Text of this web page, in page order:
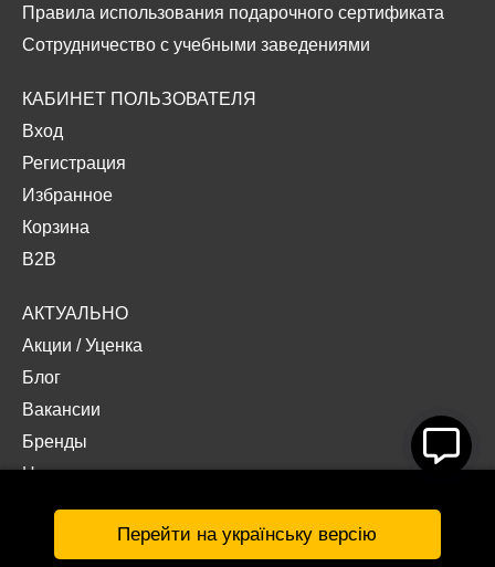
Правила использования подарочного сертификата
Сотрудничество с учебными заведениями
КАБИНЕТ ПОЛЬЗОВАТЕЛЯ
Вход
Регистрация
Избранное
Корзина
B2B
АКТУАЛЬНО
Акции /Уценка
Блог
Вакансии
Бренды
Наши проекты
Документы
Перейти на українську версію